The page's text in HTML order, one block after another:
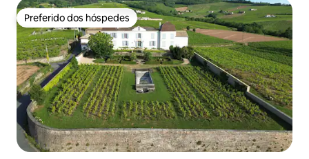
Preferido dos hóspedes
Preferido dos hóspedes